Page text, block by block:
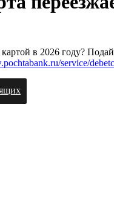
в 2026 году?
service/